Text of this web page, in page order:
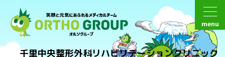
menu
千里中央整形外科リハビリテーションクリニック